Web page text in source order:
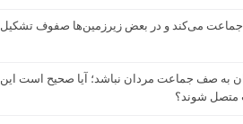
جماعت می‌کند و در بعض زیرزمین‌ها صفوف تشکیل
به صف جماعت مردان نباشد؛ آیا صحیح است این
متصل شوند؟